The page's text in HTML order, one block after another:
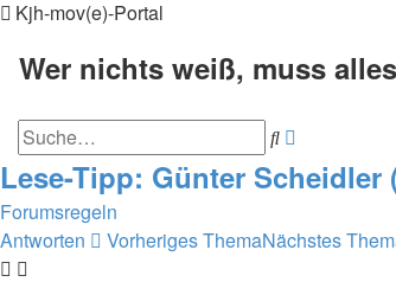
Kjh-mov(e)-Portal
Wer nichts weiß, muss
Suche
Suche
Lese-Tipp: Günter Scheidler
Forumsregeln
Antworten
Vorheriges ThemaNächstes